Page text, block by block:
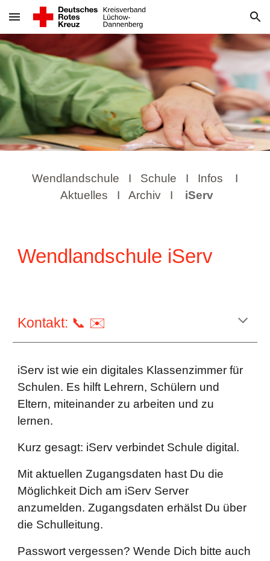
Skip to main content Skip to navigation
Wendlandschule I Schule I Infos
I
Aktuelles
I Archiv I iServ
Wendlandschule iServ
Kontakt: 📞 ✉️
iServ ist wie ein digitales Klassenzimmer für
Schulen. Es hilft Lehrern, Schülern und
Eltern, miteinander zu arbeiten und zu
lernen.
Kurz gesagt: iServ verbindet Schule digital.
Mit aktuellen Zugangsdaten hast Du die
Möglichkeit Dich am iServ Server
anzumelden. Zugangsdaten erhälst Du über
die Schulleitung.
Passwort vergessen? Wende Dich bitte auch